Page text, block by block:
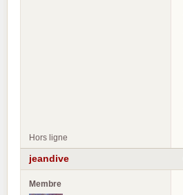
Hors ligne
jeandive
Membre